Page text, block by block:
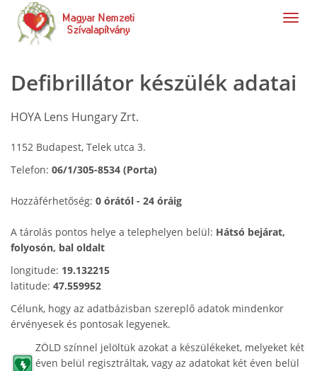
Defibrillátor készülék adatai
HOYA Lens Hungary Zrt.
1152 Budapest, Telek utca 3.
Telefon: 06/1/305-8534 (Porta)
Hozzáférhetőség: 0 órától - 24 óráig
A tárolás pontos helye a telephelyen belül: Hátsó bejárat,
folyosón, bal oldalt
longitude: 19.132215
latitude: 47.559952
Célunk, hogy az adatbázisban szereplő adatok mindenkor
érvényesek és pontosak legyenek.
ZÖLD színnel jelöltük azokat a készülékeket, melyeket két
éven belül regisztráltak, vagy az adatokat két éven belül